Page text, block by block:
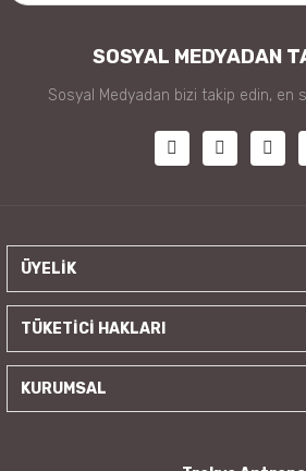
SOSYAL MEDYADAN
Sosyal Medyadan bizi takip edin, en
ÜYELİK
TÜKETİCİ HAKLARI
KURUMSAL